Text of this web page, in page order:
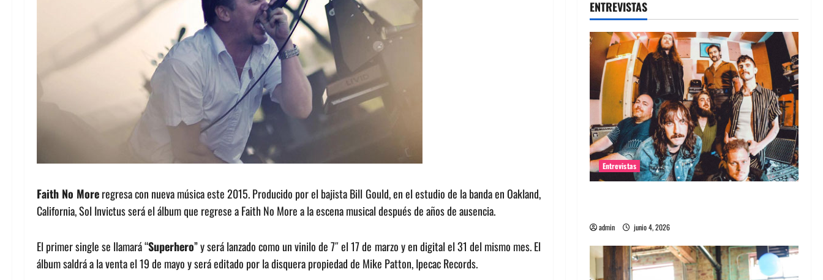
Faith No Moreregresa con nueva música este 2015. Producido por el bajista Bill Gould, en el estudio de la banda en Oakland,
California,Sol Invictus será el álbum que regrese a Faith No More a la escena musical después de años de ausencia.
El primer single se llamará “Superhero” y será lanzado como un vinilo de 7″ el 17 de marzo y en digital el 31 del mismo mes.El
álbum saldrá a la venta el 19 de mayo y será editado por la disquera propiedad de Mike Patton, Ipecac Records.
ENTREVISTAS
Entrevistas
admin junio 4, 2026